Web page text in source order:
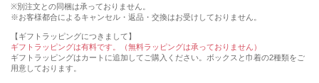
※別注文との同梱は承っておりません。
※お客様都合によるキャンセル・返品・交換はお受けしておりません。
【ギフトラッピングにつきまして】
ギフトラッピングは有料です。（無料ラッピングは承っておりません）
ギフトラッピングはカートに追加してご購入ください。ボックスと巾着の2種類をご
用意しております。